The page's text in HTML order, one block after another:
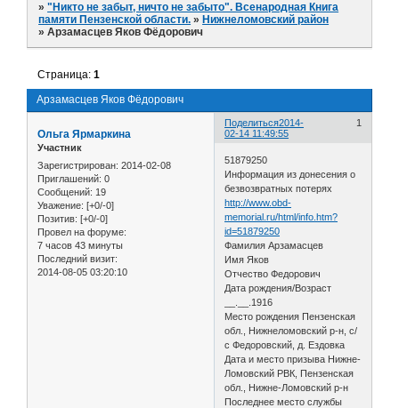
»"Никто не забыт, ничто не забыто". Всенародная Книга
памяти Пензенской области. » Нижнеломовский район
»Арзамасцев Яков Фёдорович
Арзамасцев Яков Фёдорович
Страница:1
Поделиться 1
2014-
02-14 11:49:55
Ольга Ярмаркина
Участник
Зарегистрирован: 2014-02-08
Приглашений: 0
Сообщений: 19
Уважение: [+0/-0]
Позитив: [+0/-0]
Провел на форуме:
7 часов 43 минуты
Последний визит:
2014-08-05 03:20:10
51879250
Информация из донесения о
безвозвратных потерях
http://www.obd-
memorial.ru/html/info.htm?
id=51879250
Фамилия Арзамасцев
Имя Яков
Отчество Федорович
Дата рождения/Возраст
__.__.1916
Место рождения Пензенская
обл., Нижнеломовский р-н, с/
с Федоровский, д. Ездовка
Дата и место призыва Нижне-
Ломовский РВК, Пензенская
обл., Нижне-Ломовский р-н
Последнее место службы